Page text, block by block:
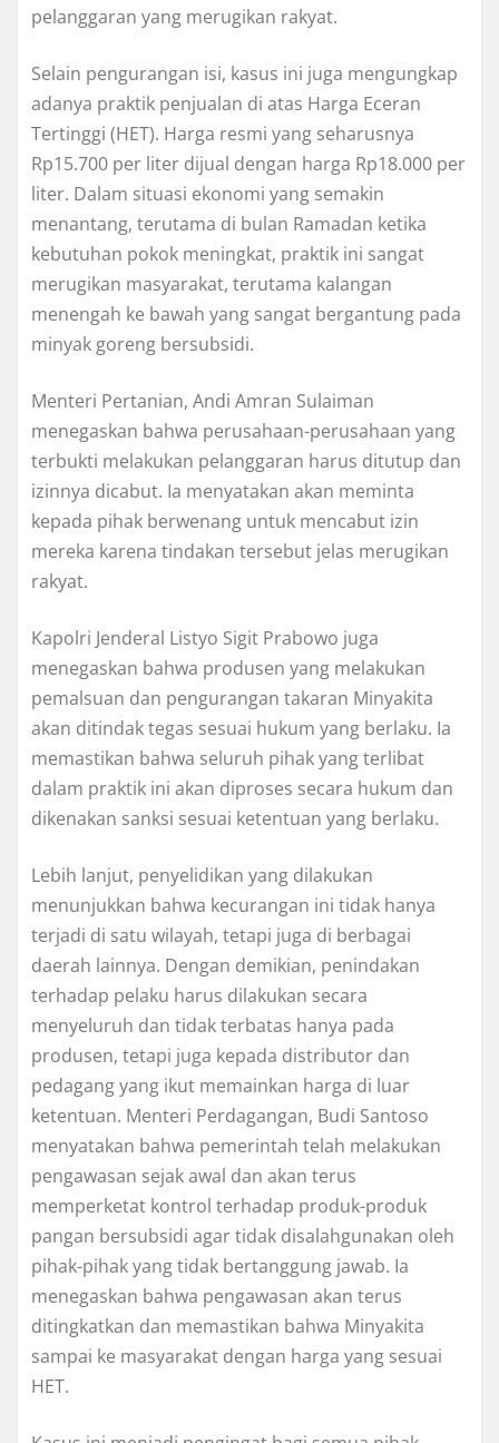
pelanggaran yang merugikan rakyat.
Selain pengurangan isi, kasus ini juga mengungkap
adanya praktik penjualan di atas Harga Eceran
Tertinggi (HET). Harga resmi yang seharusnya
Rp15.700 per liter dijual dengan harga Rp18.000 per
liter. Dalam situasi ekonomi yang semakin
menantang, terutama di bulan Ramadan ketika
kebutuhan pokok meningkat, praktik ini sangat
merugikan masyarakat, terutama kalangan
menengah ke bawah yang sangat bergantung pada
minyak goreng bersubsidi.
Menteri Pertanian, Andi Amran Sulaiman
menegaskan bahwa perusahaan-perusahaan yang
terbukti melakukan pelanggaran harus ditutup dan
izinnya dicabut. Ia menyatakan akan meminta
kepada pihak berwenang untuk mencabut izin
mereka karena tindakan tersebut jelas merugikan
rakyat.
Kapolri Jenderal Listyo Sigit Prabowo juga
menegaskan bahwa produsen yang melakukan
pemalsuan dan pengurangan takaran Minyakita
akan ditindak tegas sesuai hukum yang berlaku. Ia
memastikan bahwa seluruh pihak yang terlibat
dalam praktik ini akan diproses secara hukum dan
dikenakan sanksi sesuai ketentuan yang berlaku.
Lebih lanjut, penyelidikan yang dilakukan
menunjukkan bahwa kecurangan ini tidak hanya
terjadi di satu wilayah, tetapi juga di berbagai
daerah lainnya. Dengan demikian, penindakan
terhadap pelaku harus dilakukan secara
menyeluruh dan tidak terbatas hanya pada
produsen, tetapi juga kepada distributor dan
pedagang yang ikut memainkan harga di luar
ketentuan. Menteri Perdagangan, Budi Santoso
menyatakan bahwa pemerintah telah melakukan
pengawasan sejak awal dan akan terus
memperketat kontrol terhadap produk-produk
pangan bersubsidi agar tidak disalahgunakan oleh
pihak-pihak yang tidak bertanggung jawab. Ia
menegaskan bahwa pengawasan akan terus
ditingkatkan dan memastikan bahwa Minyakita
sampai ke masyarakat dengan harga yang sesuai
HET.